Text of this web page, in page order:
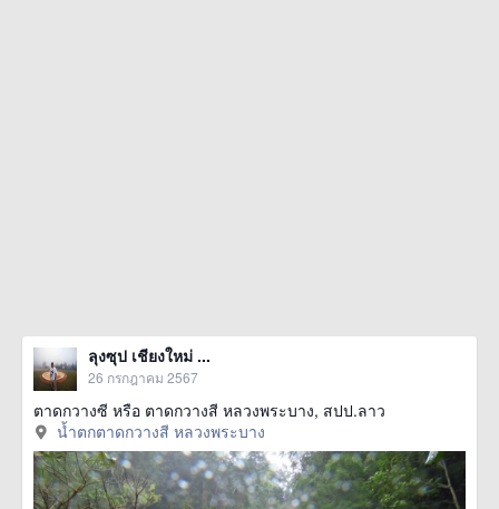
ลุงซุป เชียงใหม่ ...
26 กรกฎาคม 2567
ตาดกวางซี หรือ ตาดกวางสี หลวงพระบาง, สปป.ลาว
น้ำตกตาดกวางสี หลวงพระบาง